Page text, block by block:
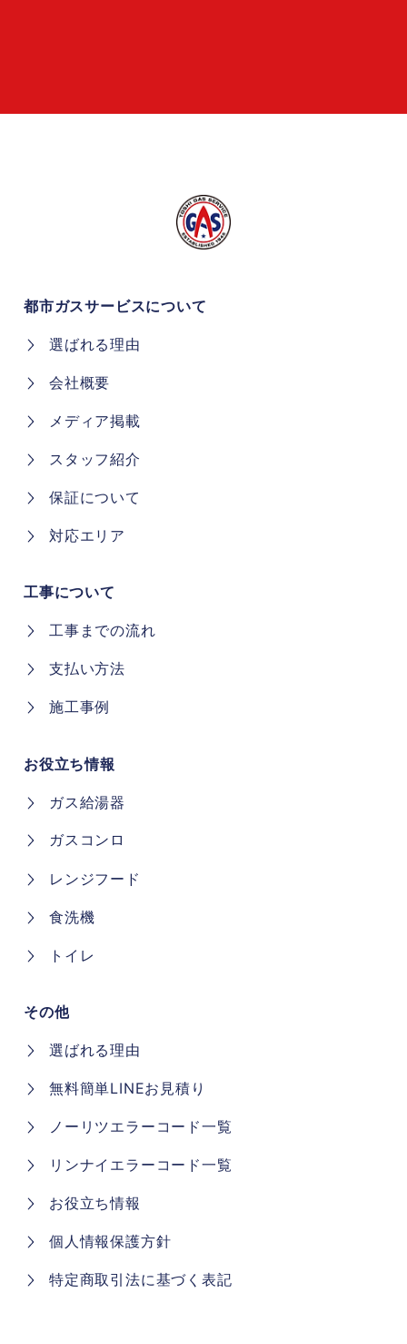
対応エリア
都市ガスサービスについて
選ばれる理由
会社概要
メディア掲載
スタッフ紹介
保証について
お役立ち情報
トイレ
食洗機
レンジフード
ガスコンロ
ガス給湯器
工事までの流れ
施工事例
支払い方法
工事について
個人情報保護方針
お役立ち情報
リンナイエラーコード一覧
ノーリツエラーコード一覧
無料簡単LINEお見積り
選ばれる理由
その他
特定商取引法に基づく表記